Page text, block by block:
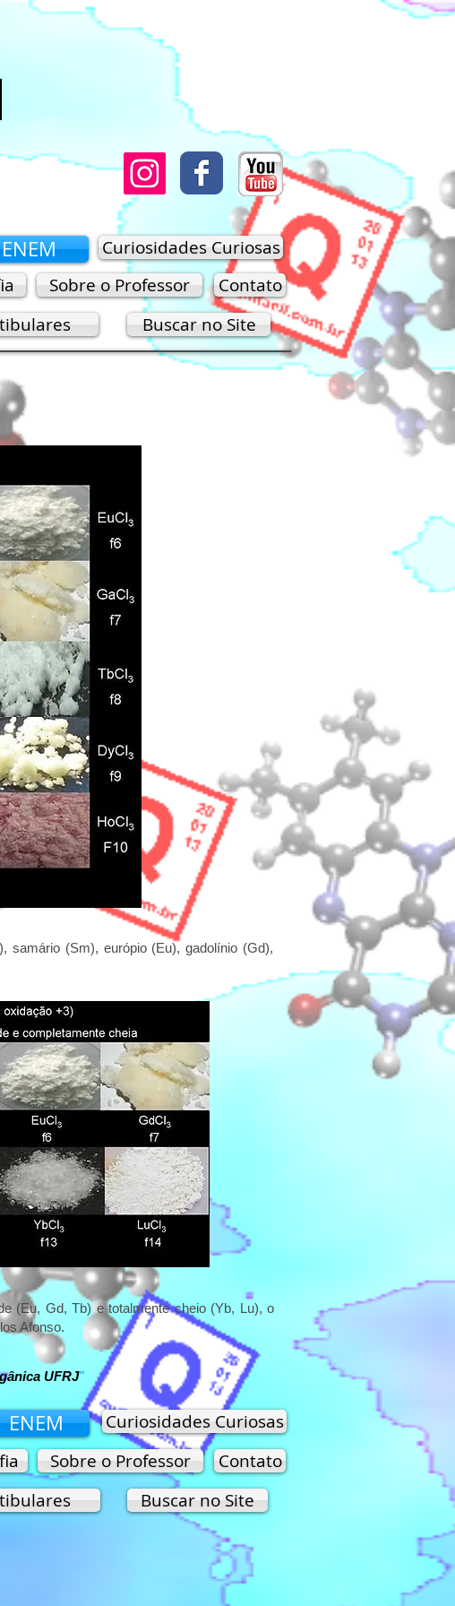
ENEM
Curiosidades Curiosas
Sobre o Professor
Contato
Buscar no Site
samário (Sm), európio (Eu), gadolínio (Gd),
(Eu, Gd, Tb) e totalmente cheio (Yb, Lu), o
Afonso.
UFRJ"
ENEM
Curiosidades Curiosas
Sobre o Professor
Contato
Buscar no Site